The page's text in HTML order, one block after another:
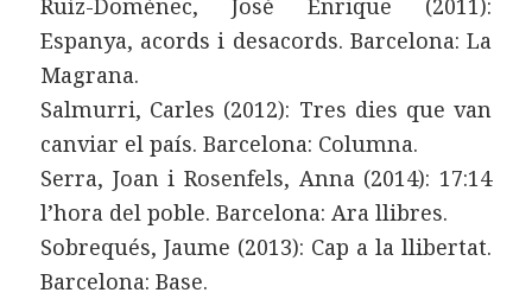
Ruíz-Domènec, José Enrique (2011):
Espanya, acords i desacords. Barcelona: La
Magrana.
Salmurri, Carles (2012): Tres dies que van
canviar el país. Barcelona: Columna.
Serra, Joan i Rosenfels, Anna (2014): 17:14
l’hora del poble. Barcelona: Ara llibres.
Sobrequés, Jaume (2013): Cap a la llibertat.
Barcelona: Base.